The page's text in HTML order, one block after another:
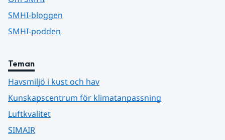
SMHI-bloggen
SMHI-podden
Teman
Havsmiljö i kust och hav
Kunskapscentrum för klimatanpassning
Luftkvalitet
SIMAIR